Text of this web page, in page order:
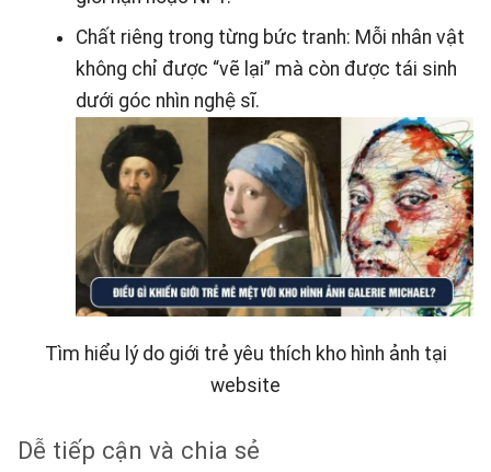
Chất riêng trong từng bức tranh: Mỗi nhân vật
không chỉ được “vẽ lại” mà còn được tái sinh
dưới góc nhìn nghệ sĩ.
Tìm hiểu lý do giới trẻ yêu thích kho hình ảnh tại
website
Dễ tiếp cận và chia sẻ